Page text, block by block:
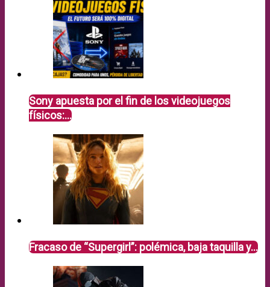
Sony apuesta por el fin de los videojuegos
físicos:…
Fracaso de “Supergirl”: polémica, baja taquilla y…